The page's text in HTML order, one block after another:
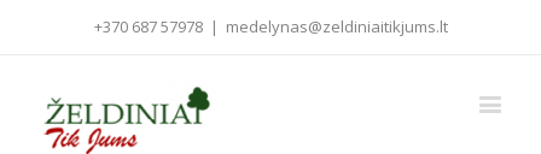
+370 687 57978 | medelynas@zeldiniaitikjums.lt